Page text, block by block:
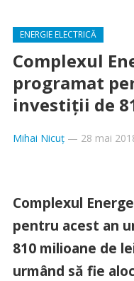
ENERGIE ELECTRICĂ
Complexul
programat
investiţii de
Mihai Nicuț— 28 mai
Complexul
pentru acest an
810 milioane de
urmând să fie